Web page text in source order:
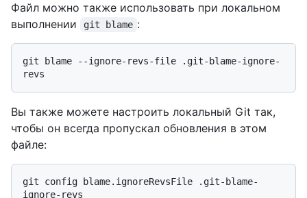
Файл можно также использовать при локальном
выполнении
git blame :
git blame --ignore-revs-file .git-blame-ignore-
Вы также можете настроить локальный Git так,
чтобы он всегда пропускал обновления в этом
файле:
git config blame.ignoreRevsFile .git-blame-